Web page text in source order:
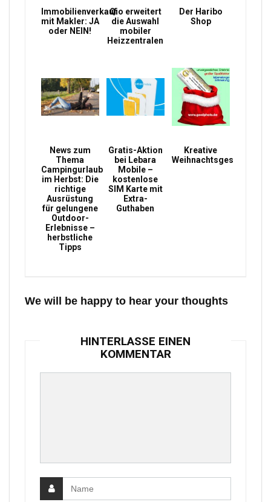
Immobilienverkauf
mit Makler: JA
oder NEIN!
Qio erweitert
die Auswahl
mobiler
Heizzentralen
Der Haribo
Shop
News zum
Thema
Campingurlaub
im Herbst: Die
richtige
Ausrüstung
für gelungene
Outdoor-
Erlebnisse –
herbstliche
Tipps
Gratis-Aktion
bei Lebara
Mobile –
kostenlose
SIM Karte mit
Extra-
Guthaben
Kreative
Weihnachtsgeschenke
We will be happy to hear your thoughts
HINTERLASSE EINEN
KOMMENTAR